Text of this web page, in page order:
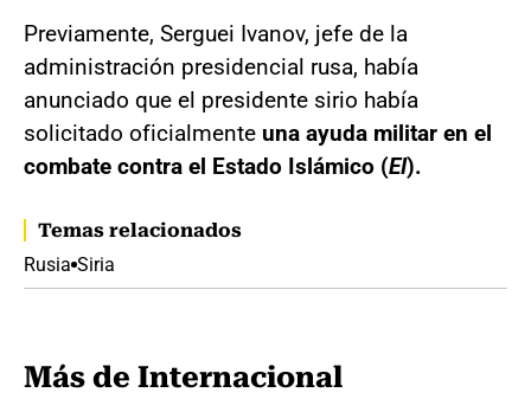
Previamente, Serguei Ivanov, jefe de la
administración presidencial rusa, había
anunciado que el presidente sirio había
solicitado oficialmente una ayuda militar en el
combate contra el Estado Islámico (EI).
Temas relacionados
Rusia Siria
Más de Internacional